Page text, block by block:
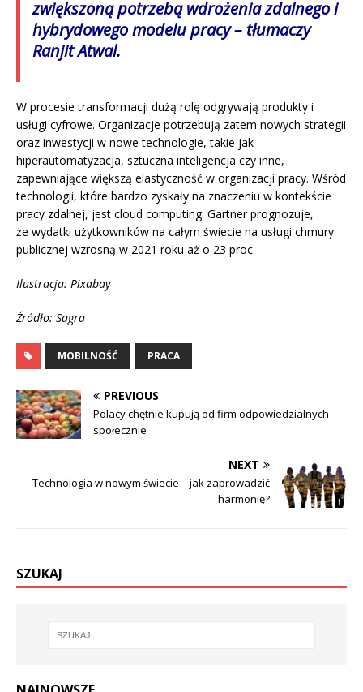
zwiększoną potrzebą wdrożenia zdalnego i
hybrydowego modelu pracy – tłumaczy
Ranjit Atwal.
W procesie transformacji dużą rolę odgrywają produkty i
usługi cyfrowe. Organizacje potrzebują zatem nowych strategii
oraz inwestycji w nowe technologie, takie jak
hiperautomatyzacja, sztuczna inteligencja czy inne,
zapewniające większą elastyczność w organizacji pracy. Wśród
technologii, które bardzo zyskały na znaczeniu w kontekście
pracy zdalnej, jest cloud computing. Gartner prognozuje,
że wydatki użytkowników na całym świecie na usługi chmury
publicznej wzrosną w 2021 roku aż o 23 proc.
Ilustracja: Pixabay
Źródło: Sagra
MOBILNOŚĆ PRACA
PREVIOUS
Polacy chętnie kupują od firm odpowiedzialnych
społecznie
NEXT
Technologia w nowym świecie – jak zaprowadzić
harmonię?
SZUKAJ